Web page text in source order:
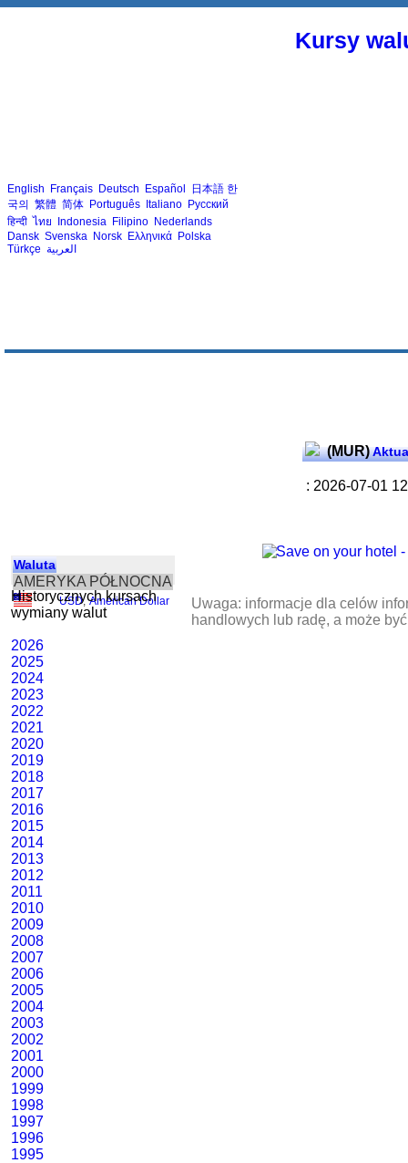
Kursy
English Français Deutsch Español 日本語 한
국의 繁體 简体 Português Italiano Русский
हिन्दी ไทย Indonesia Filipino Nederlands
Dansk Svenska Norsk Ελληνικά Polska
Türkçe العربية
Waluta
AMERYKA PÓŁNOCNA
USD, American Dollar
Historycznych kursach
wymiany walut
2026
2025
2024
2023
2022
2021
2020
2019
2018
2017
2016
2015
2014
2013
2012
2011
2010
2009
2008
2007
2006
2005
2004
2003
2002
2001
2000
1999
1998
1997
1996
1995
(MUR)
: 2026-07-01
Uwaga: informacje dla celów
handlowych lub radę, a może